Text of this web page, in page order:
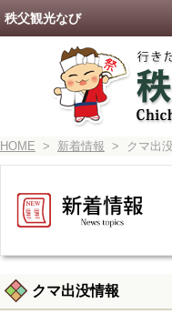
HOME > 新着情報 > クマ出
クマ出没情報
秩父観光なび